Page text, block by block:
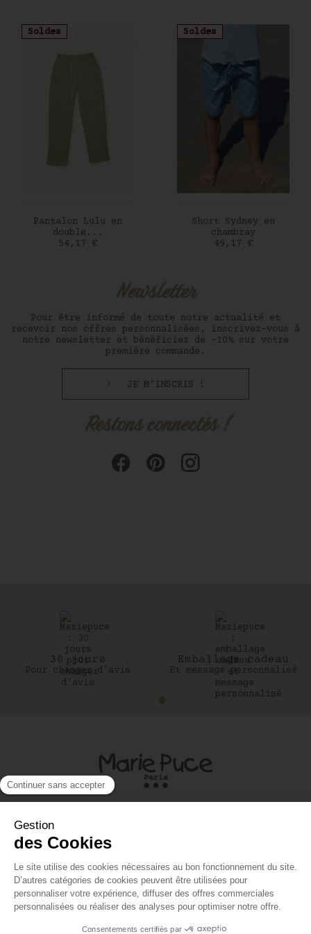
Soldes
AJOUTER AU PANIER
Pantalon Lulu en
double...
Prix
54,17 €
Soldes
AJOUTER AU PANIER
Short Sydney en
chambray
Prix
49,17 €
Pour être informé de toute notre actualité et
recevoir nos offres personnalisées, inscrivez-vous à
notre newsletter et bénéficiez de -10% sur votre
première commande.
JE M'INSCRIS !
30 jours
Pour changer d’avis
Emballage cadeau
Et message personnalisé
A PROPOS
MON COMPTE